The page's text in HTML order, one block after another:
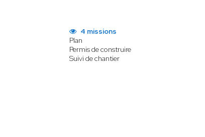
4 missions
Plan
Permis de construire
Suivi de chantier